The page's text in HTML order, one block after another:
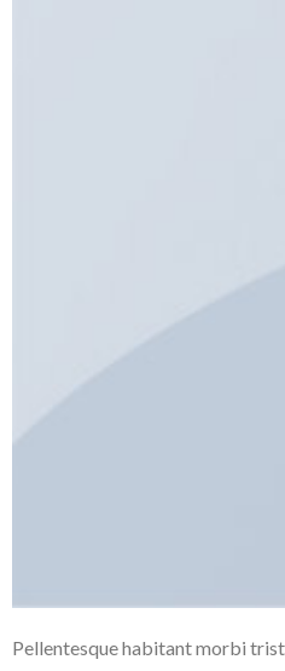
Pellentesque habitant morbi